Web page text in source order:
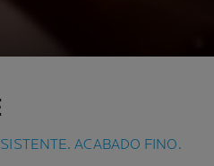
ACABADO FINO.